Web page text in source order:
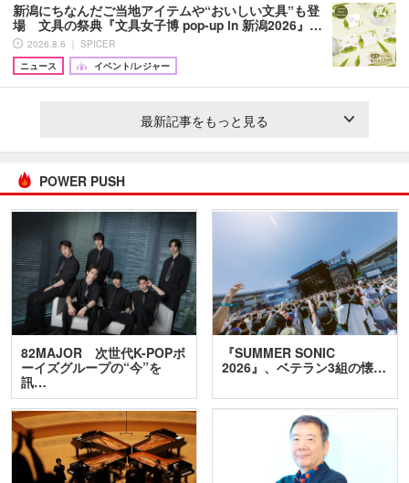
新潟にちなんだご当地アイテムや“おいしい文具”も登
場 文具の祭典『文具女子博 pop-up in 新潟2026』…
2026.8.6 ｜ SPICER
ニュース
イベント/レジャー
最新記事をもっと見る
POWER PUSH
82MAJOR 次世代K-POPボ
ーイズグループの“今”を
訊…
『SUMMER SONIC
2026』、ベテラン3組の懐…